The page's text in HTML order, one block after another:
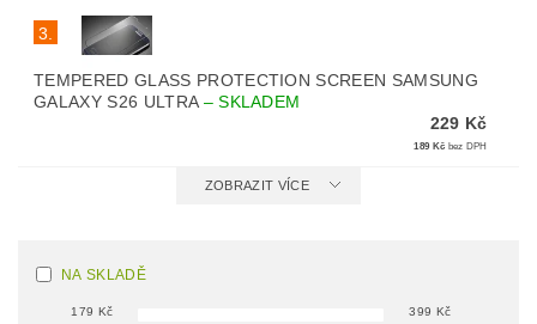
3.
TEMPERED GLASS PROTECTION SCREEN SAMSUNG
GALAXY S26 ULTRA –SKLADEM
229 Kč
189 Kč bez DPH
ZOBRAZIT VÍCE
NA SKLADĚ
179 Kč 399 Kč